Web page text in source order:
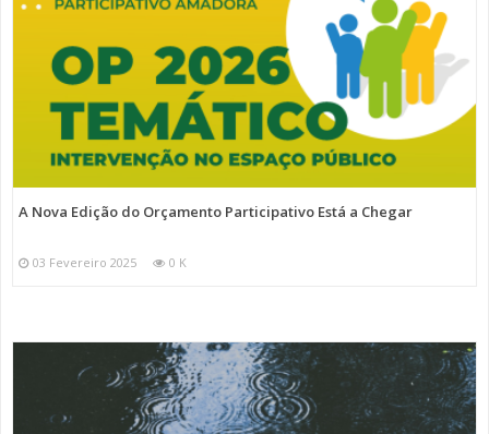
A Nova Edição do Orçamento Participativo Está a Chegar
03 Fevereiro 2025 0 K